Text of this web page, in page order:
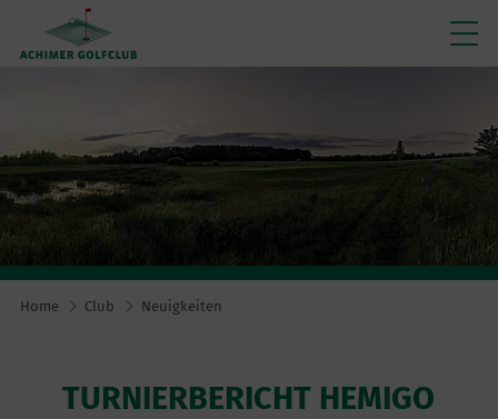
Home Club Neuigkeiten
TURNIERBERICHT HEMIGO